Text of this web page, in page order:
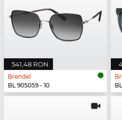
541,48 RON
Brendel
BL 905059 - 10